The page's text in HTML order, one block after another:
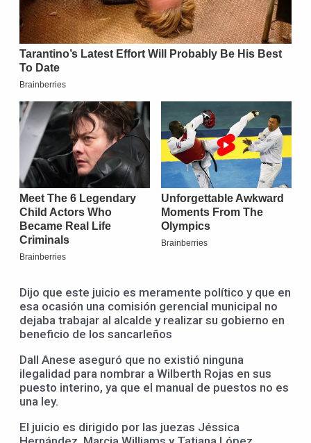
Dijo que este juicio es meramente político y que en
esa ocasión una comisión gerencial municipal no
dejaba trabajar al alcalde y realizar su gobierno en
beneficio de los sancarleños
Dall Anese aseguró que no existió ninguna
ilegalidad para nombrar a Wilberth Rojas en sus
puesto interino, ya que el manual de puestos no es
una ley.
El juicio es dirigido por las juezas Jéssica